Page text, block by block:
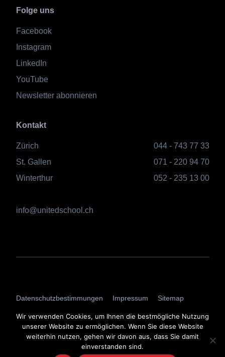
Folge uns
Facebook
Instagram
LinkedIn
YouTube
Newsletter abonnieren
Kontakt
Zürich
044 - 743 77 33
St. Gallen
071 - 220 94 70
Winterthur
052 - 235 13 00
info@unitedschool.ch
Datenschutzbestimmungen AGBs
Impressum
Sitemap
Login
Wir verwenden Cookies, um Ihnen die bestmögliche Nutzung
unserer Website zu ermöglichen. Wenn Sie diese Website
weiterhin nutzen, gehen wir davon aus, dass Sie damit
einverstanden sind.